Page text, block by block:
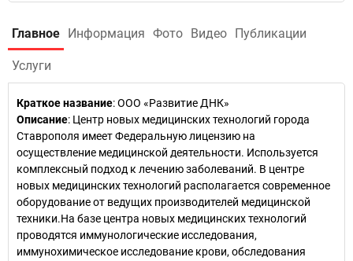
Главное Информация Фото Видео Публикации
Услуги
Краткое название:ООО «Развитие ДНК»
Описание: Центр новых медицинских технологий города
Ставрополя имеет Федеральную лицензию на
осуществление медицинской деятельности. Используется
комплексный подход к лечению заболеваний. В центре
новых медицинских технологий располагается современное
оборудование от ведущих производителей медицинской
техники.На базе центра новых медицинских технологий
проводятся иммунологические исследования,
иммунохимическое исследование крови, обследования